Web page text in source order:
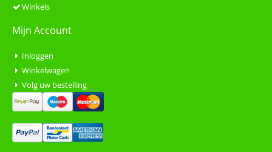
Winkels
Mijn Account
Inloggen
Winkelwagen
Volg uw bestelling